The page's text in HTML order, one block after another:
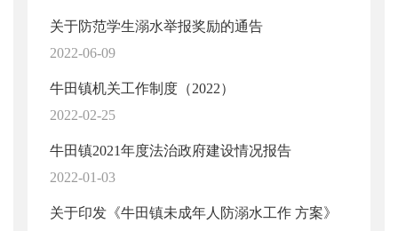
关于防范学生溺水举报奖励的通告
2022-06-09
牛田镇机关工作制度（2022）
2022-02-25
牛田镇2021年度法治政府建设情况报告
2022-01-03
关于印发《牛田镇未成年人防溺水工作 方案》